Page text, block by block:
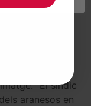
i es respecti la
ha utilitzat les
ho és el
servei
“El síndic
aranesos en